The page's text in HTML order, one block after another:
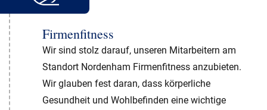
Firmenfitness
Wir sind stolz darauf, unseren Mitarbeitern am
Standort Nordenham Firmenfitness anzubieten.
Wir glauben fest daran, dass körperliche
Gesundheit und Wohlbefinden eine wichtige